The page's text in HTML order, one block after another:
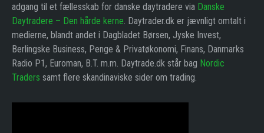
adgang til et fællesskab for danske daytradere via Danske
Daytradere – Den hårde kerne. Daytrader.dk er jævnligt omtalt i
medierne, blandt andet i Dagbladet Børsen, Jyske Invest,
Berlingske Business, Penge & Privatøkonomi, Finans, Danmarks
Radio P1, Euroman, B.T. m.m. Daytrade.dk står bag Nordic
Traders samt flere skandinaviske sider om trading.